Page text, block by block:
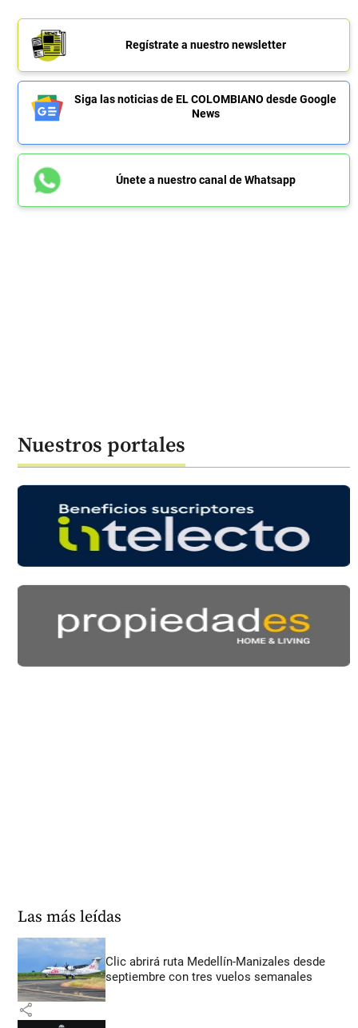
Regístrate a nuestro newsletter
Siga las noticias de EL COLOMBIANO desde Google
News
Únete a nuestro canal de Whatsapp
Nuestros portales
Las más leídas
Clic abrirá ruta Medellín-Manizales desde
septiembre con tres vuelos semanales
share